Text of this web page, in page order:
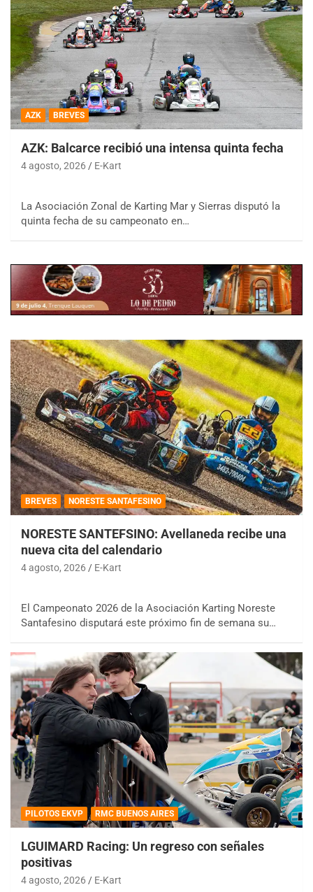
AZK BREVES
AZK: Balcarce recibió una intensa quinta fecha
4 agosto, 2026 E-Kart
La Asociación Zonal de Karting Mar y Sierras disputó la
quinta fecha de su campeonato en…
BREVES NORESTE SANTAFESINO
NORESTE SANTEFSINO: Avellaneda recibe una
nueva cita del calendario
4 agosto, 2026 E-Kart
El Campeonato 2026 de la Asociación Karting Noreste
Santafesino disputará este próximo fin de semana su…
PILOTOS EKVP RMC BUENOS AIRES
LGUIMARD Racing: Un regreso con señales
positivas
4 agosto, 2026 E-Kart